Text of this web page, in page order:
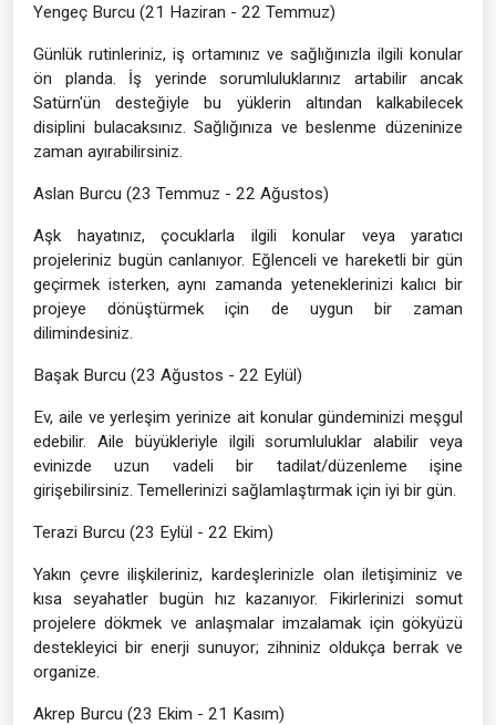
Yengeç Burcu (21 Haziran - 22 Temmuz)
Günlük rutinleriniz, iş ortamınız ve sağlığınızla ilgili konular
ön planda. İş yerinde sorumluluklarınız artabilir ancak
Satürn'ün desteğiyle bu yüklerin altından kalkabilecek
disiplini bulacaksınız. Sağlığınıza ve beslenme düzeninize
zaman ayırabilirsiniz.
Aslan Burcu (23 Temmuz - 22 Ağustos)
Aşk hayatınız, çocuklarla ilgili konular veya yaratıcı
projeleriniz bugün canlanıyor. Eğlenceli ve hareketli bir gün
geçirmek isterken, aynı zamanda yeteneklerinizi kalıcı bir
projeye dönüştürmek için de uygun bir zaman
dilimindesiniz.
Başak Burcu (23 Ağustos - 22 Eylül)
Ev, aile ve yerleşim yerinize ait konular gündeminizi meşgul
edebilir. Aile büyükleriyle ilgili sorumluluklar alabilir veya
evinizde uzun vadeli bir tadilat/düzenleme işine
girişebilirsiniz. Temellerinizi sağlamlaştırmak için iyi bir gün.
Terazi Burcu (23 Eylül - 22 Ekim)
Yakın çevre ilişkileriniz, kardeşlerinizle olan iletişiminiz ve
kısa seyahatler bugün hız kazanıyor. Fikirlerinizi somut
projelere dökmek ve anlaşmalar imzalamak için gökyüzü
destekleyici bir enerji sunuyor; zihniniz oldukça berrak ve
organize.
Akrep Burcu (23 Ekim - 21 Kasım)